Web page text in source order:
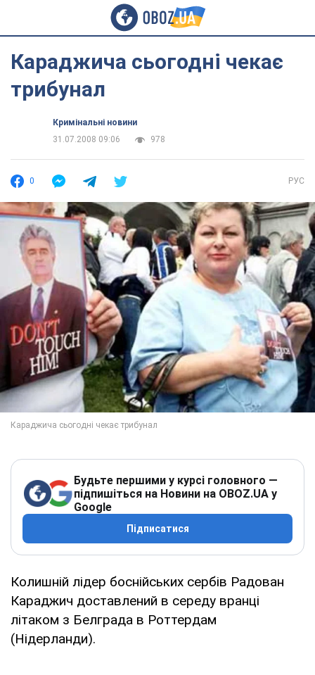
Караджича сьогодні чекає
трибунал
Кримінальні новини
31.07.2008 09:06
978
0 РУС
Будьте першими у курсі головного —
підпишіться на Новини на OBOZ.UA у
Google
Підписатися
Колишній лідер боснійських сербів Радован
Караджич доставлений в середу вранці
літаком з Белграда в Роттердам
(Нідерланди).